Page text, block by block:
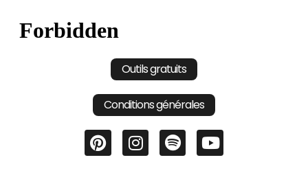
Outils gratuits
Conditions générales